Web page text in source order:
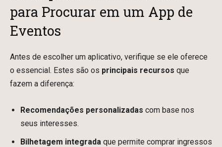
para Procurar em um App de
Eventos
Antes de escolher um aplicativo, verifique se ele oferece
o essencial. Estes são os principais recursos que
fazem a diferença:
Recomendações personalizadas com base nos
seus interesses.
Bilhetagem integrada que permite comprar ingressos